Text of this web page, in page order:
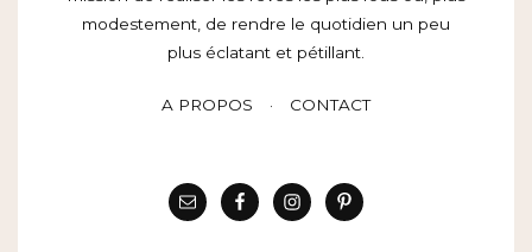
modestement, de rendre le quotidien un peu
plus éclatant et pétillant.
A PROPOS CONTACT